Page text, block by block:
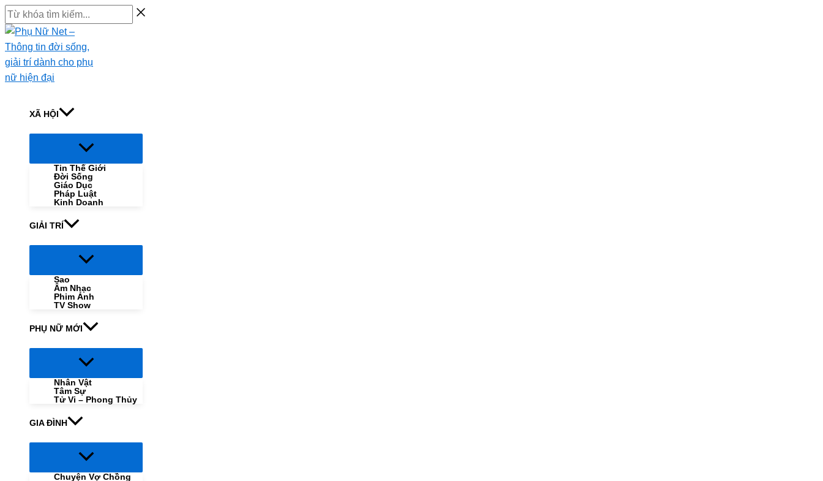
Skip
to
content
Từ
khóa
tìm
kiếm...
XÃ HỘI
Menu
Tin Thế Giới
Đời Sống
Giáo Dục
Pháp Luật
Kinh Doanh
GIẢI TRÍ
Menu
Sao
Âm Nhạc
Phim Ảnh
TV Show
PHỤ NỮ MỚI
Menu
Nhân Vật
Tâm Sự
Tử Vi – Phong Thủy
GIA ĐÌNH
Menu
Chuyện Vợ Chồng